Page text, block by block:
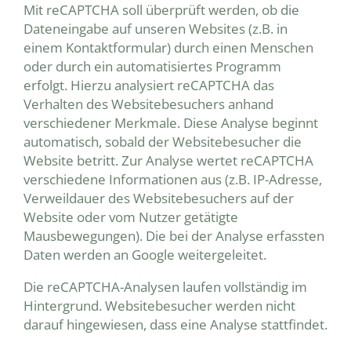
Mit reCAPTCHA soll überprüft werden, ob die
Dateneingabe auf unseren Websites (z.B. in
einem Kontaktformular) durch einen Menschen
oder durch ein automatisiertes Programm
erfolgt. Hierzu analysiert reCAPTCHA das
Verhalten des Websitebesuchers anhand
verschiedener Merkmale. Diese Analyse beginnt
automatisch, sobald der Websitebesucher die
Website betritt. Zur Analyse wertet reCAPTCHA
verschiedene Informationen aus (z.B. IP-Adresse,
Verweildauer des Websitebesuchers auf der
Website oder vom Nutzer getätigte
Mausbewegungen). Die bei der Analyse erfassten
Daten werden an Google weitergeleitet.
Die reCAPTCHA-Analysen laufen vollständig im
Hintergrund. Websitebesucher werden nicht
darauf hingewiesen, dass eine Analyse stattfindet.